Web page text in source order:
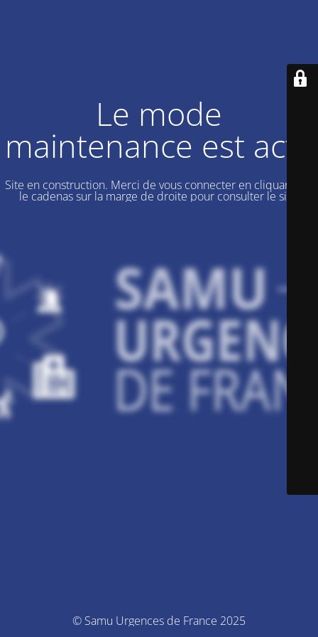
Le mode
maintenance est actif
Site en construction. Merci de vous connecter en cliquant sur
le cadenas sur la marge de droite pour consulter le site.
© Samu Urgences de France 2025